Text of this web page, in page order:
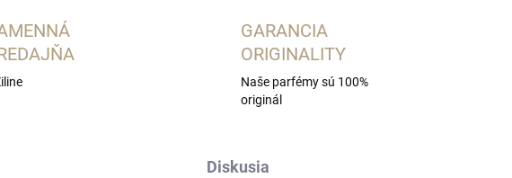
GARANCIA
ORIGINALITY
Naše parfémy sú 100%
originál
Diskusia